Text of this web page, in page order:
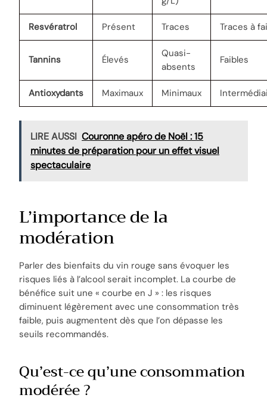
Resvératrol Présent Traces Traces à
Tannins Élevés
Quasi-
absents
Faibles
Antioxydants Maximaux Minimaux
LIRE AUSSI Couronne apéro de Noël : 15
minutes de préparation pour un effet visuel
spectaculaire
L’importance de la
modération
Parler des bienfaits du vin rouge sans évoquer les
risques liés à l’alcool serait incomplet. La courbe de
bénéfice suit une « courbe en J » : les risques
diminuent légèrement avec une consommation très
faible, puis augmentent dès que l’on dépasse les
seuils recommandés.
Qu’est-ce qu’une consommation
modérée ?